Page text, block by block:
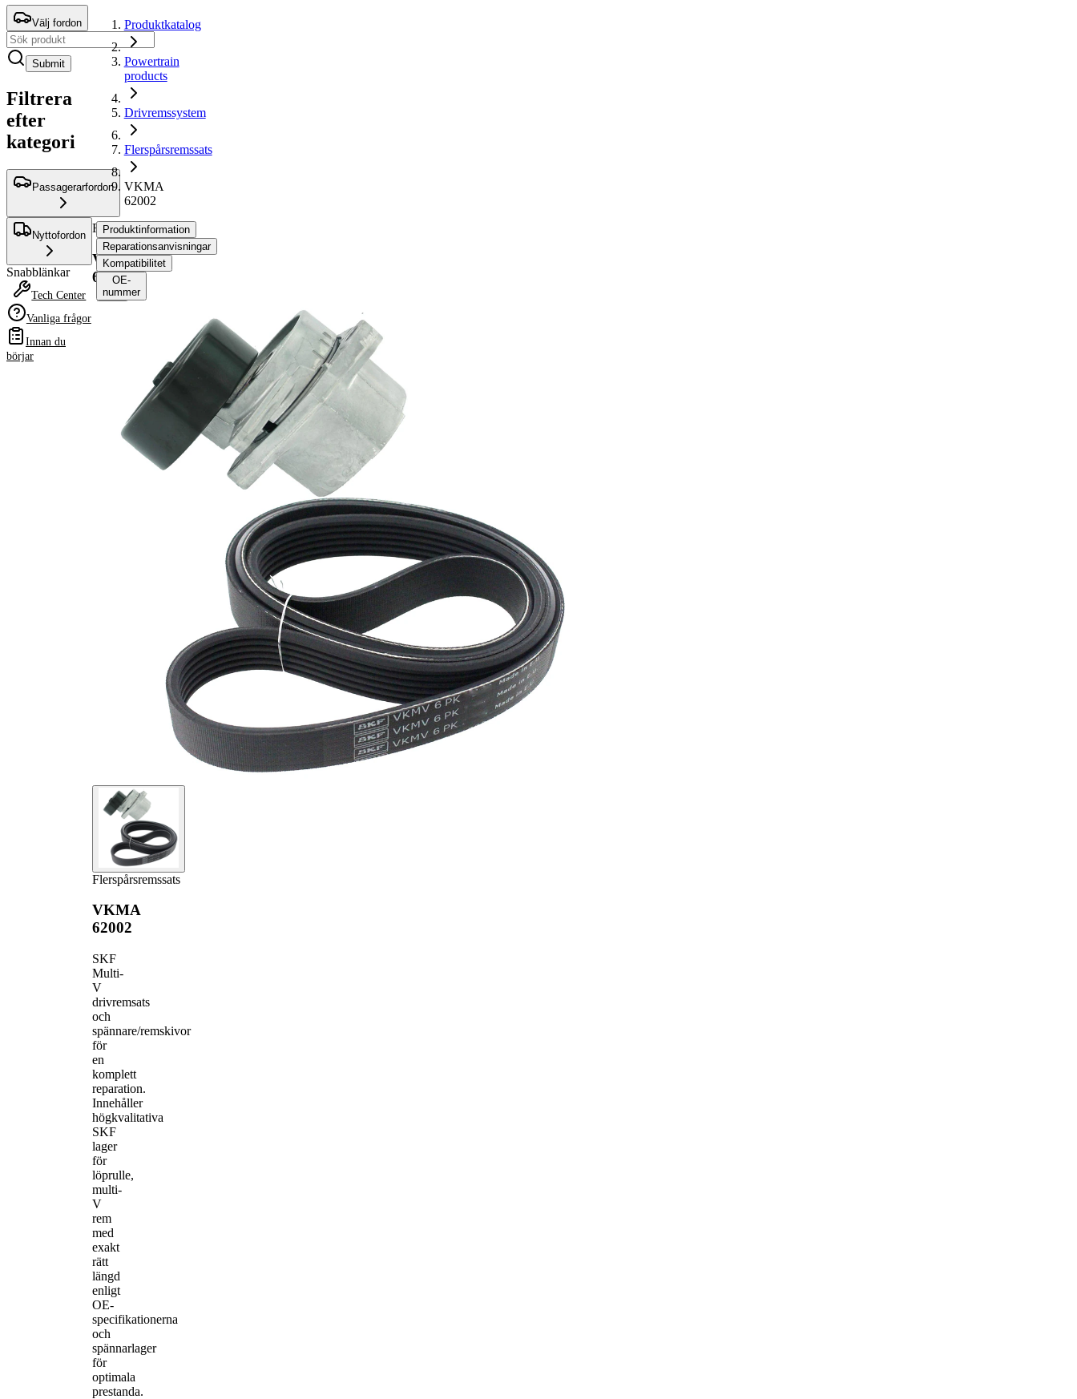
Välj fordon
Submit
Filtrera
efter
kategori
Passagerarfordon
Nyttofordon
Snabblänkar
Tech Center
Vanliga frågor
Innan du
börjar
Produktkatalog
Powertrain
products
Drivremssystem
Flerspårsremssats
VKMA
62002
Flerspårsremssats
VKMA
62002
Flerspårsremssats
VKMA
62002
SKF
Multi-
V
drivremsats
och
spännare/remskivor
för
en
komplett
reparation.
Innehåller
högkvalitativa
SKF
lager
för
löprulle,
multi-
V
rem
med
exakt
rätt
längd
enligt
OE-
specifikationerna
och
spännarlager
för
optimala
prestanda.
Produktinformation
Reparationsanvisningar
Kompatibilitet
OE-
nummer
Produktinformation
Värde
2245 mm
21,36 mm
Ribbantal
SVHC
Inga SVHC-
substanser
tillhanda!
EPDM
(etylpropylen-
Artikelnummer Antal
VKM 62002
1
VKMV 6PK2245 1